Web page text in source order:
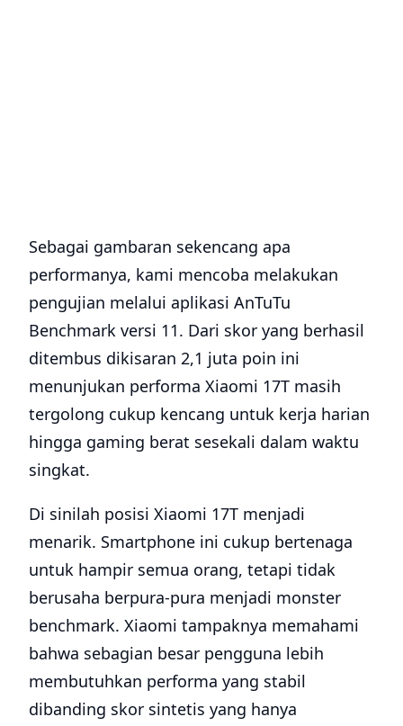
Sebagai gambaran sekencang apa
performanya, kami mencoba melakukan
pengujian melalui aplikasi AnTuTu
Benchmark versi 11. Dari skor yang berhasil
ditembus dikisaran 2,1 juta poin ini
menunjukan performa Xiaomi 17T masih
tergolong cukup kencang untuk kerja harian
hingga gaming berat sesekali dalam waktu
singkat.
Di sinilah posisi Xiaomi 17T menjadi
menarik. Smartphone ini cukup bertenaga
untuk hampir semua orang, tetapi tidak
berusaha berpura-pura menjadi monster
benchmark. Xiaomi tampaknya memahami
bahwa sebagian besar pengguna lebih
membutuhkan performa yang stabil
dibanding skor sintetis yang hanya